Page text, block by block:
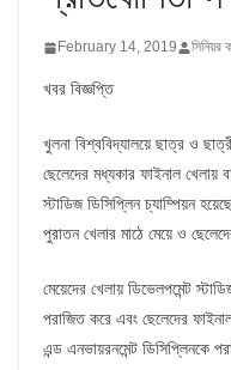
February 14, 2019 সিনিয়র
খবর বিজ্ঞপ্তি
খুলনা বিশ্ববিদ্যালয়ে ছাত্র ও
ছেলেদের মধ্যকার ফাইনাল খেলায়
স্টাডিজ ডিসিপ্লিন চ্যাম্পিয়ন
পুরাতন খেলার মাঠে মেয়ে ও
মেয়েদের খেলায় ডিভেলপমেন্ট
পরাজিত করে এবং ছেলেদের
এন্ড এনভায়রনমেন্ট ডিসিপ্লিনকে